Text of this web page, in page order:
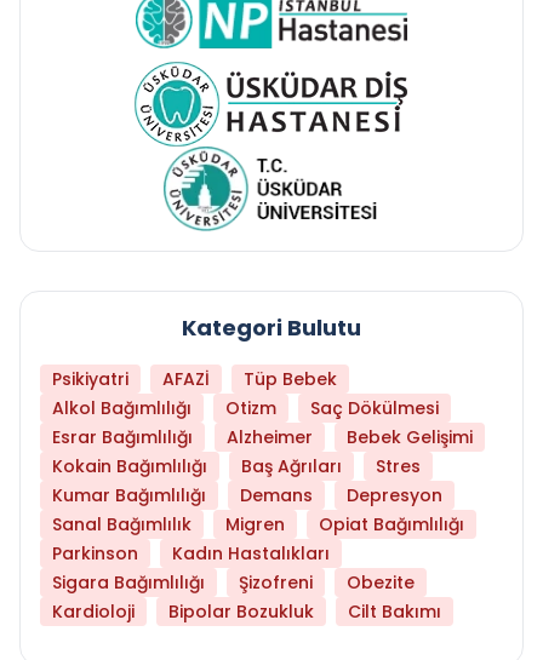
Kategori Bulutu
Psikiyatri AFAZİ
Tüp Bebek
Alkol Bağımlılığı
Otizm
Saç Dökülmesi
Esrar Bağımlılığı
Alzheimer
Bebek Gelişimi
Kokain Bağımlılığı
Baş Ağrıları
Stres
Kumar Bağımlılığı
Demans
Depresyon
Sanal Bağımlılık
Migren
Opiat Bağımlılığı
Parkinson
Kadın Hastalıkları
Sigara Bağımlılığı
Şizofreni
Obezite
Kardioloji
Bipolar Bozukluk Cilt Bakımı